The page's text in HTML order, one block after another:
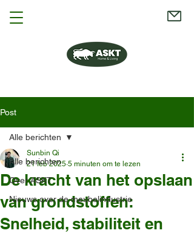
Post
Alle berichten
Over ASKT
Nieuws over de meubelindustrie
Alle berichten
De kracht van het opslaan
van grondstoffen:
Snelheid, stabiliteit en
Sunbin Qi
21 feb 2025 5 minuten om te lezen